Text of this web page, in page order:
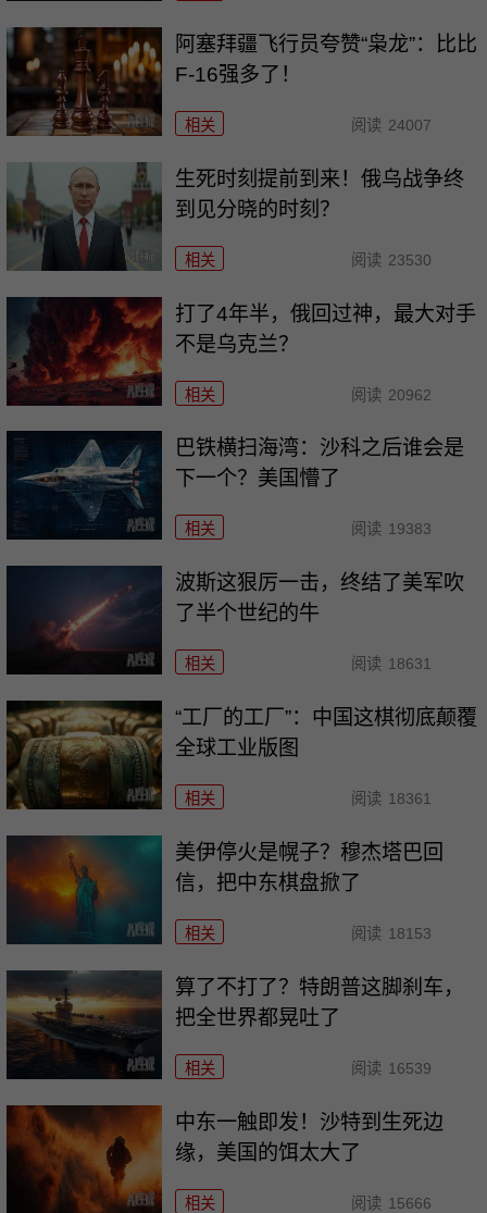
阿塞拜疆飞行员夸赞“枭龙”：比比
F-16强多了！
相关 阅读 24007
生死时刻提前到来！俄乌战争终
到见分晓的时刻？
相关 阅读 23530
打了4年半，俄回过神，最大对手
不是乌克兰？
相关 阅读 20962
巴铁横扫海湾：沙科之后谁会是
下一个？美国懵了
相关 阅读 19383
波斯这狠厉一击，终结了美军吹
了半个世纪的牛
相关 阅读 18631
“工厂的工厂”：中国这棋彻底颠覆
全球工业版图
相关 阅读 18361
美伊停火是幌子？穆杰塔巴回
信，把中东棋盘掀了
相关 阅读 18153
算了不打了？特朗普这脚刹车，
把全世界都晃吐了
相关 阅读 16539
中东一触即发！沙特到生死边
缘，美国的饵太大了
相关 阅读 15666